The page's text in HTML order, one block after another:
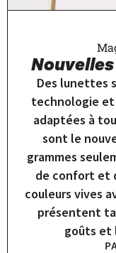
Des lunettes
technologie
adaptées à
sont le
grammes
de confort et
couleurs vives
présentent
goûts et